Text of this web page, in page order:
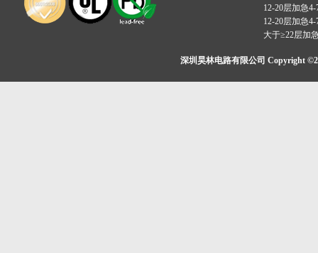
12-20层加急4-
12-20层加急4-
大于≥22层加
深圳昊林电路有限公司 Copyright